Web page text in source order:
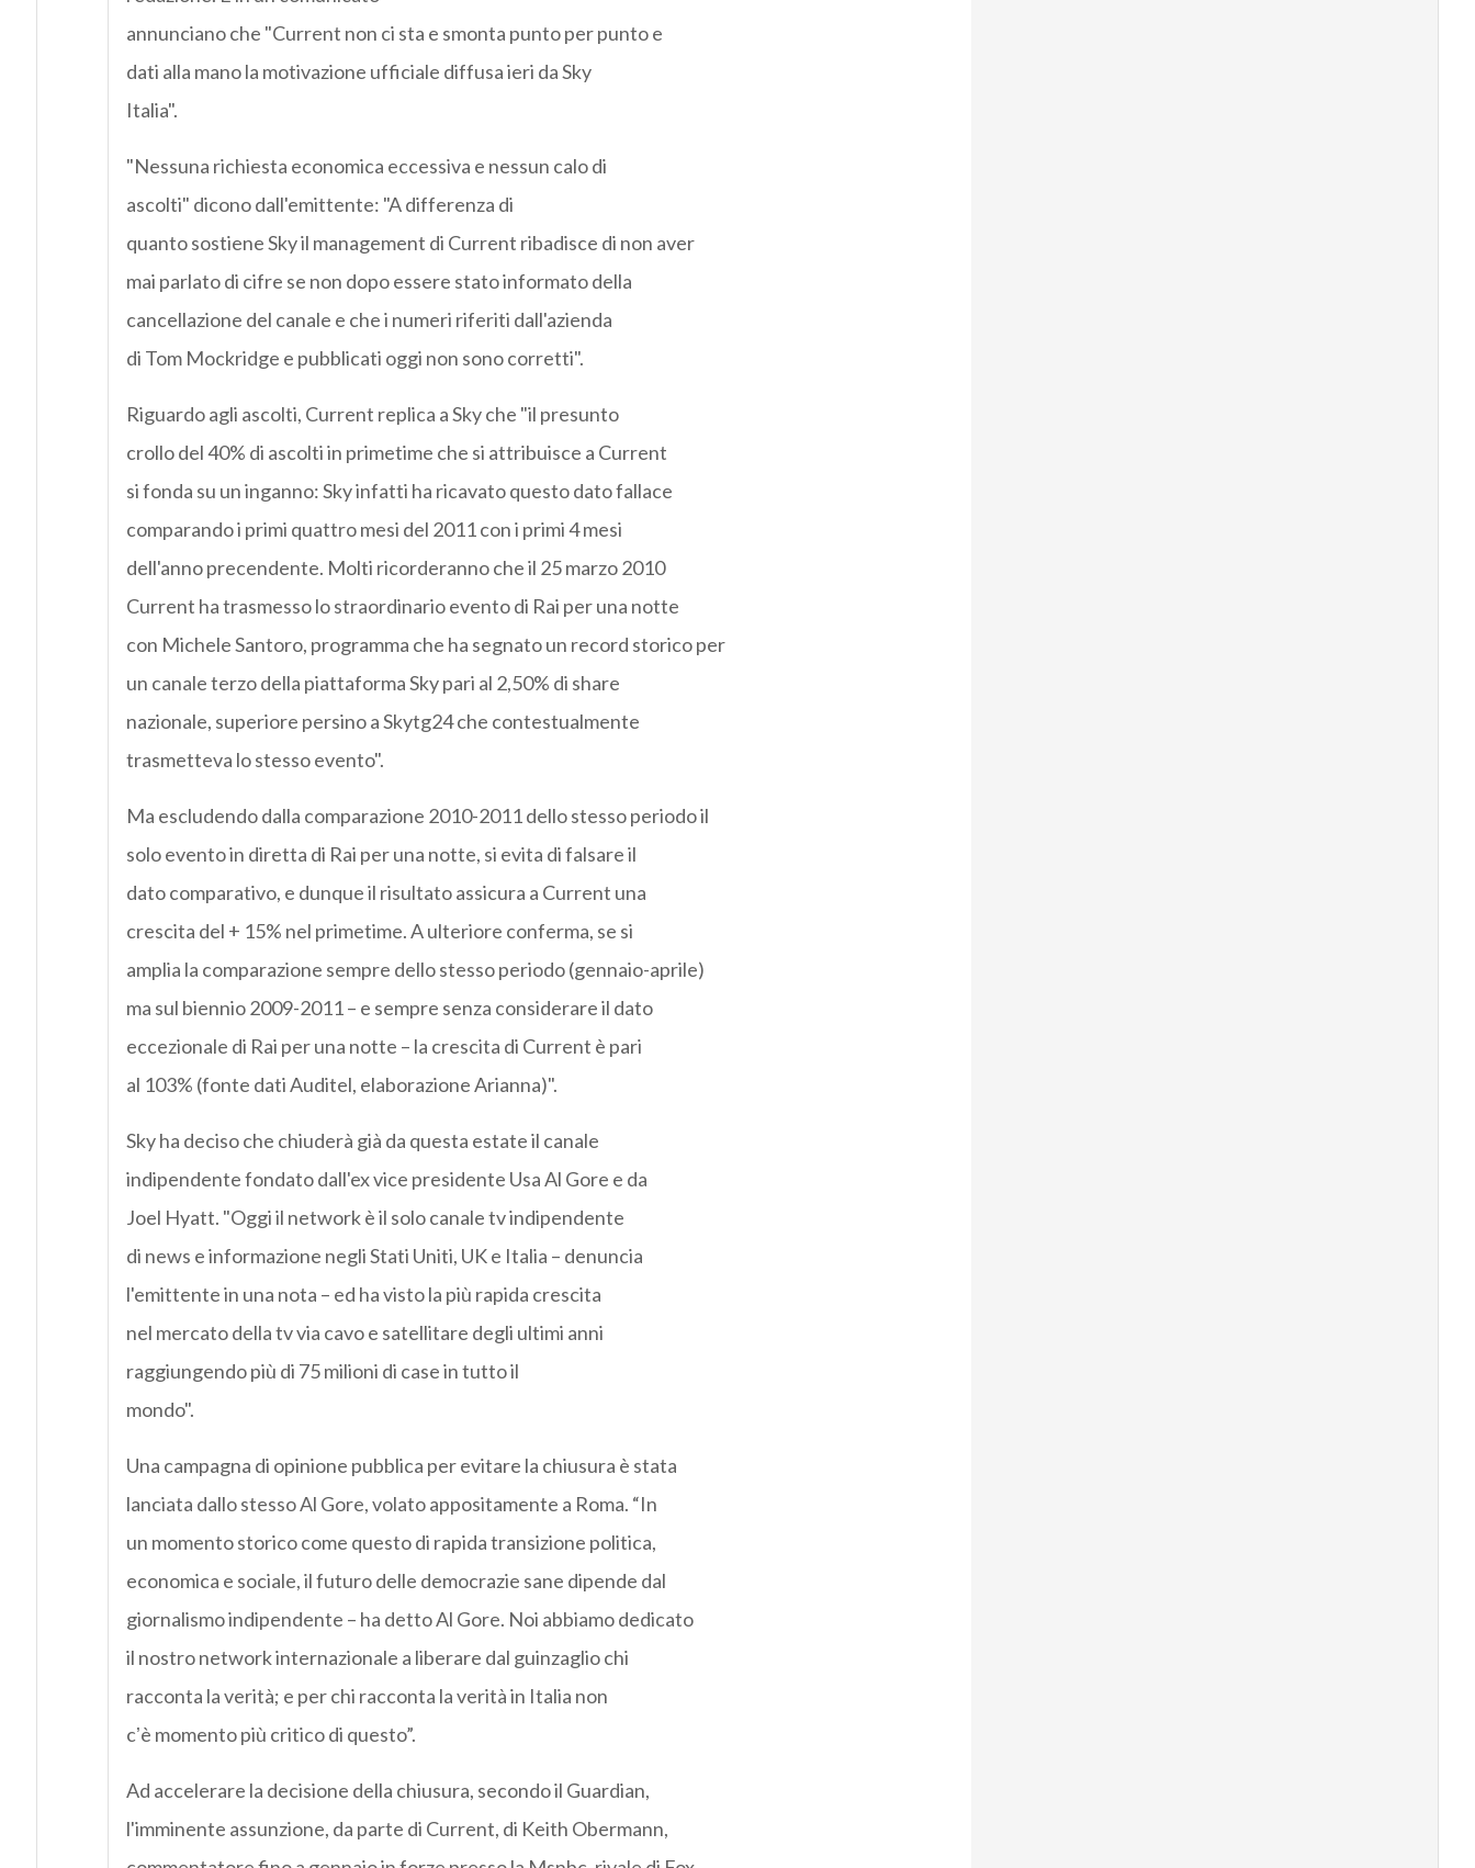
annunciano che "Current non ci sta e smonta punto per punto e
dati alla mano la motivazione ufficiale diffusa ieri da Sky
Italia".
"Nessuna richiesta economica eccessiva e nessun calo di
ascolti" dicono dall'emittente: "A differenza di
quanto sostiene Sky il management di Current ribadisce di non aver
mai parlato di cifre se non dopo essere stato informato della
cancellazione del canale e che i numeri riferiti dall'azienda
di Tom Mockridge e pubblicati oggi non sono corretti".
Riguardo agli ascolti, Current replica a Sky che "il presunto
crollo del 40% di ascolti in primetime che si attribuisce a Current
si fonda su un inganno: Sky infatti ha ricavato questo dato fallace
comparando i primi quattro mesi del 2011 con i primi 4 mesi
dell'anno precendente. Molti ricorderanno che il 25 marzo 2010
Current ha trasmesso lo straordinario evento di Rai per una notte
con Michele Santoro, programma che ha segnato un record storico per
un canale terzo della piattaforma Sky pari al 2,50% di share
nazionale, superiore persino a Skytg24 che contestualmente
trasmetteva lo stesso evento".
Ma escludendo dalla comparazione 2010-2011 dello stesso periodo il
solo evento in diretta di Rai per una notte, si evita di falsare il
dato comparativo, e dunque il risultato assicura a Current una
crescita del + 15% nel primetime. A ulteriore conferma, se si
amplia la comparazione sempre dello stesso periodo (gennaio-aprile)
ma sul biennio 2009-2011 – e sempre senza considerare il dato
eccezionale di Rai per una notte – la crescita di Current è pari
al 103% (fonte dati Auditel, elaborazione Arianna)".
Sky ha deciso che chiuderà già da questa estate il canale
indipendente fondato dall'ex vice presidente Usa Al Gore e da
Joel Hyatt. "Oggi il network è il solo canale tv indipendente
di news e informazione negli Stati Uniti, UK e Italia – denuncia
l'emittente in una nota – ed ha visto la più rapida crescita
nel mercato della tv via cavo e satellitare degli ultimi anni
raggiungendo più di 75 milioni di case in tutto il
mondo".
Una campagna di opinione pubblica per evitare la chiusura è stata
lanciata dallo stesso Al Gore, volato appositamente a Roma. “In
un momento storico come questo di rapida transizione politica,
economica e sociale, il futuro delle democrazie sane dipende dal
giornalismo indipendente – ha detto Al Gore. Noi abbiamo dedicato
il nostro network internazionale a liberare dal guinzaglio chi
racconta la verità; e per chi racconta la verità in Italia non
cʼè momento più critico di questo”.
Ad accelerare la decisione della chiusura, secondo il Guardian,
l'imminente assunzione, da parte di Current, di Keith Obermann,